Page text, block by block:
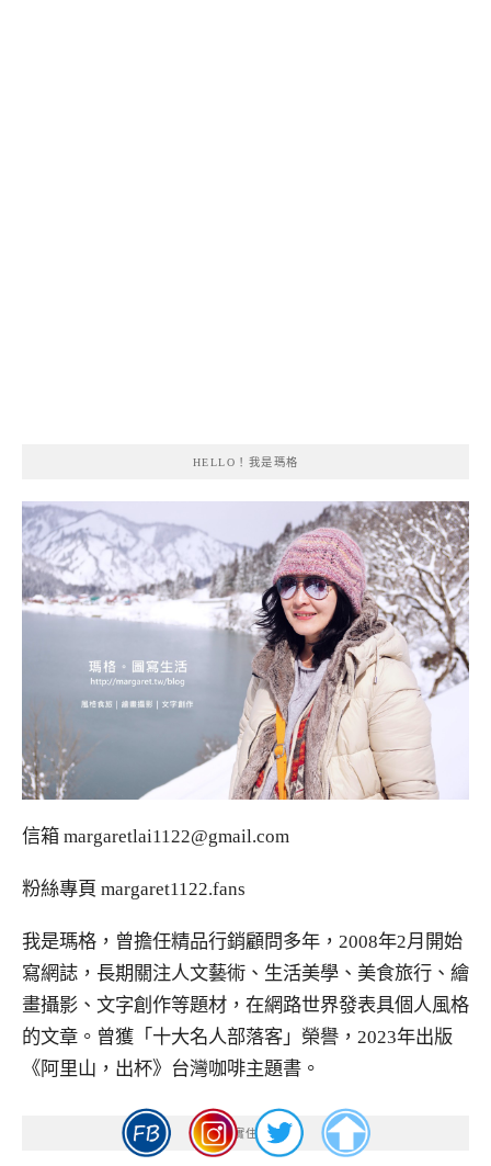
HELLO！我是瑪格
信箱 margaretlai1122@gmail.com
粉絲專頁 margaret1122.fans
我是瑪格，曾擔任精品行銷顧問多年，2008年2月開始
寫網誌，長期關注人文藝術、生活美學、美食旅行、繪
畫攝影、文字創作等題材，在網路世界發表具個人風格
的文章。曾獲「十大名人部落客」榮譽，2023年出版
《阿里山，出杯》台灣咖啡主題書。
瑪格實住分享